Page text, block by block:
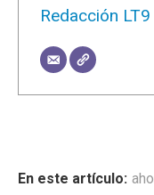
Redacción LT9